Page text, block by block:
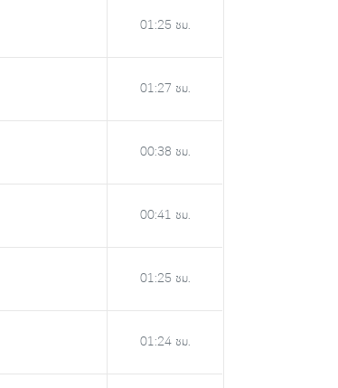
01:25 ชม.
01:27 ชม.
00:38 ชม.
00:41 ชม.
01:25 ชม.
01:24 ชม.